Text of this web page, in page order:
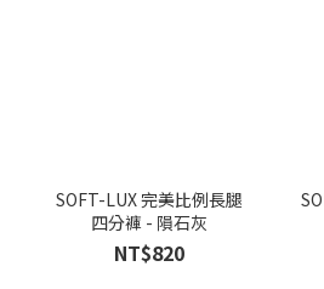
SOFT-LUX 完美比例長腿
四分褲 - 隕石灰
NT$820